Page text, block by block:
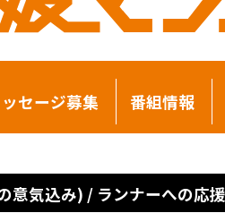
セージ募集 番組情報
意気込み) / ランナーへの応